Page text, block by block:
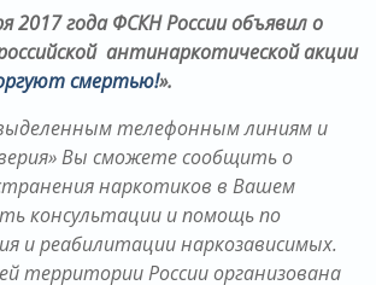
2017 года ФСКН России объявил о
антинаркотической акции
смертью!».
телефонным линиям и
Вы сможете сообщить о
наркотиков в Вашем
консультации и помощь по
и реабилитации наркозависимых.
территории России организована